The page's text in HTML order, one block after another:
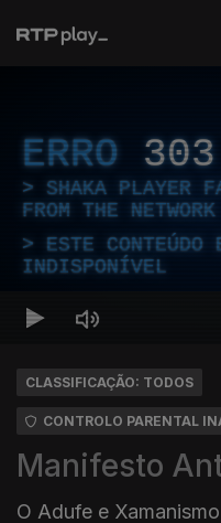
ERRO 303
SHAKA PLAYER
FROM THE
ESTE CONTEÚDO
INDISPONÍVEL
CLASSIFICAÇÃO: TODOS
CONTROLO PARENTAL
Manifesto
O Adufe e Xamanismo